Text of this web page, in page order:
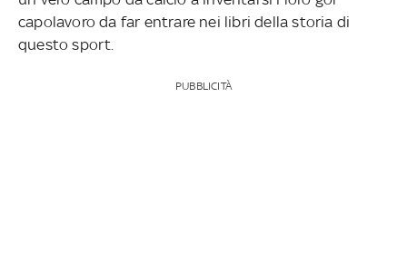
capolavoro da far entrare nei libri della storia di
questo sport.
PUBBLICITÀ